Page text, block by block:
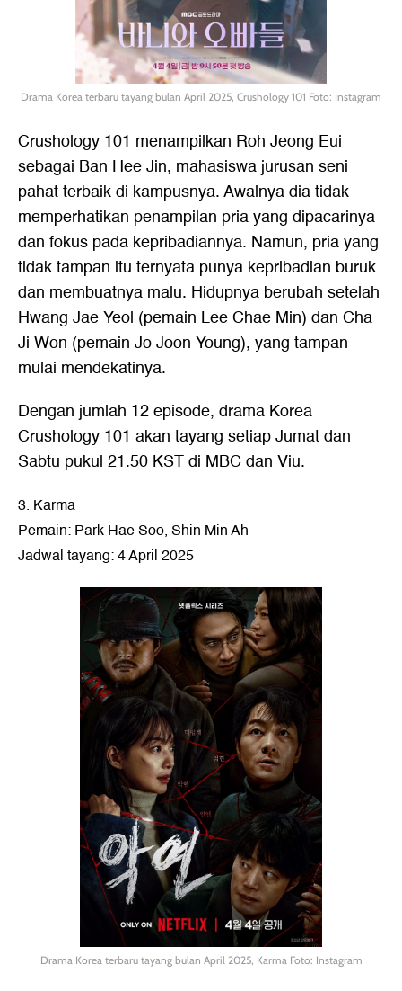
Drama Korea terbaru tayang bulan April 2025, Crushology 101 Foto: Instagram
Crushology 101 menampilkan Roh Jeong Eui
sebagai Ban Hee Jin, mahasiswa jurusan seni
pahat terbaik di kampusnya. Awalnya dia tidak
memperhatikan penampilan pria yang dipacarinya
dan fokus pada kepribadiannya. Namun, pria yang
tidak tampan itu ternyata punya kepribadian buruk
dan membuatnya malu. Hidupnya berubah setelah
Hwang Jae Yeol (pemain Lee Chae Min) dan Cha
Ji Won (pemain Jo Joon Young), yang tampan
mulai mendekatinya.
Dengan jumlah 12 episode, drama Korea
Crushology 101 akan tayang setiap Jumat dan
Sabtu pukul 21.50 KST di MBC dan Viu.
3. Karma
Pemain: Park Hae Soo, Shin Min Ah
Jadwal tayang: 4 April 2025
Drama Korea terbaru tayang bulan April 2025, Karma Foto: Instagram